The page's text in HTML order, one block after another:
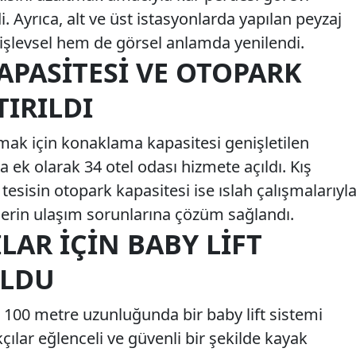
alt ve üst istasyonlarda yapılan peyzaj
hem de görsel anlamda yenilendi.
VE OTOPARK
için konaklama kapasitesi genişletilen
olarak 34 otel odası hizmete açıldı. Kış
otopark kapasitesi ise ıslah çalışmalarıyla
ulaşım sorunlarına çözüm sağlandı.
IÇIN BABY LIFT
metre uzunluğunda bir baby lift sistemi
eğlenceli ve güvenli bir şekilde kayak